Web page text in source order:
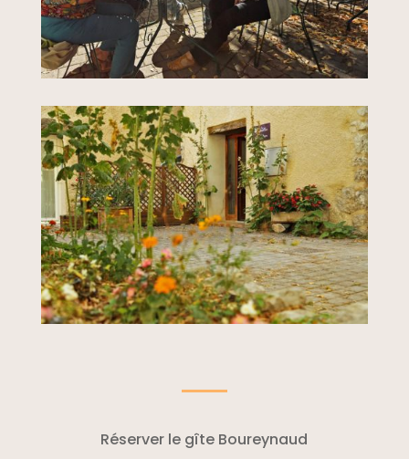
Réserver le gîte Boureynaud